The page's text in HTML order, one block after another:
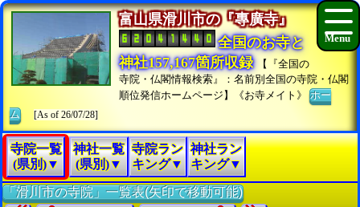
富山県滑川市の『專廣寺』
全国のお寺と
神社157,167箇所収録
【『全国の
寺院・仏閣情報検索』：名前別全国の寺院・仏閣
順位発信ホームページ】《お寺メイト》ホー
ム
[As of 26/07/28]
寺院一覧
(県別)▼
神社一覧
(県別)▼
寺院ラン
キング▼
神社ラン
キング▼
「滑川市の寺院」一覧表(矢印で移動可能)